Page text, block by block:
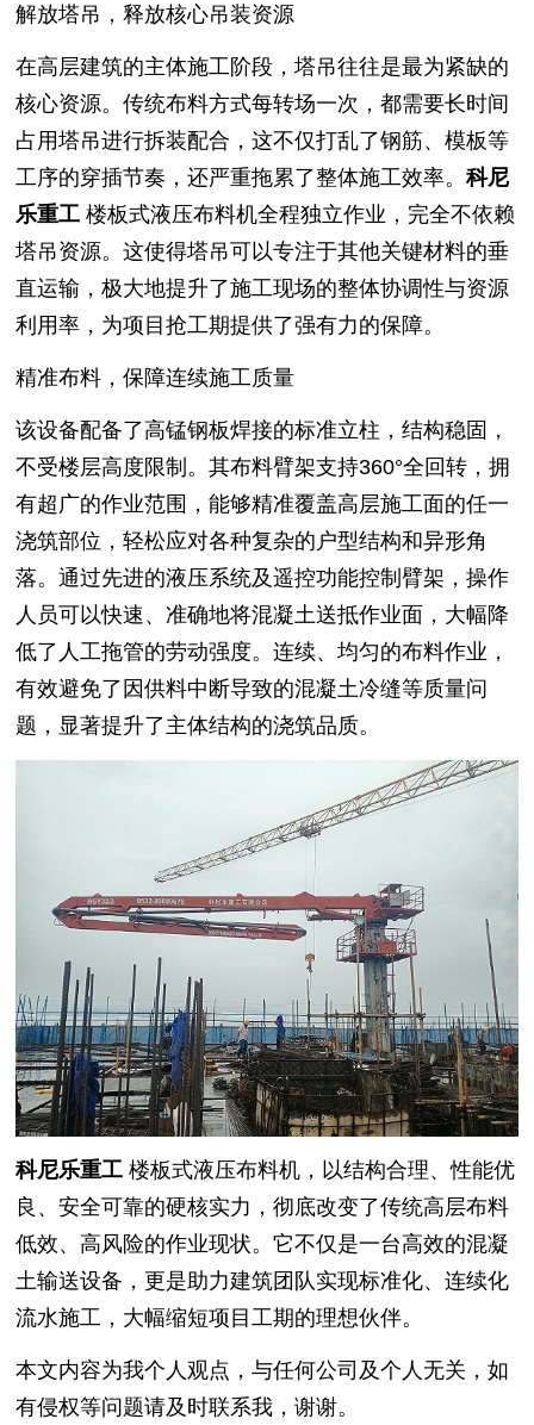
解放塔吊，释放核心吊装资源
在高层建筑的主体施工阶段，塔吊往往是最为紧缺的
核心资源。传统布料方式每转场一次，都需要长时间
占用塔吊进行拆装配合，这不仅打乱了钢筋、模板等
工序的穿插节奏，还严重拖累了整体施工效率。科尼
乐重工 楼板式液压布料机全程独立作业，完全不依赖
塔吊资源。这使得塔吊可以专注于其他关键材料的垂
直运输，极大地提升了施工现场的整体协调性与资源
利用率，为项目抢工期提供了强有力的保障。
精准布料，保障连续施工质量
该设备配备了高锰钢板焊接的标准立柱，结构稳固，
不受楼层高度限制。其布料臂架支持360°全回转，拥
有超广的作业范围，能够精准覆盖高层施工面的任一
浇筑部位，轻松应对各种复杂的户型结构和异形角
落。通过先进的液压系统及遥控功能控制臂架，操作
人员可以快速、准确地将混凝土送抵作业面，大幅降
低了人工拖管的劳动强度。连续、均匀的布料作业，
有效避免了因供料中断导致的混凝土冷缝等质量问
题，显著提升了主体结构的浇筑品质。
科尼乐重工 楼板式液压布料机，以结构合理、性能优
良、安全可靠的硬核实力，彻底改变了传统高层布料
低效、高风险的作业现状。它不仅是一台高效的混凝
土输送设备，更是助力建筑团队实现标准化、连续化
流水施工，大幅缩短项目工期的理想伙伴。
本文内容为我个人观点，与任何公司及个人无关，如
有侵权等问题请及时联系我，谢谢。